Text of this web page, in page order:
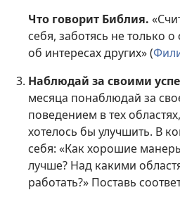
Что говорит Библия.
себя, заботясь не только
об интересах других» (
Наблюдай за своими
месяца понаблюдай за
поведением в тех
хотелось бы улучшить. В
себя: «Как хорошие
лучше? Над какими
работать?» Поставь